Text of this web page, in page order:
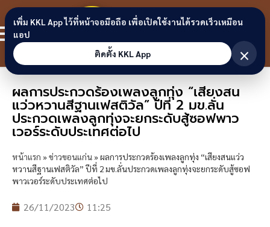
Skip to content
ขอนแก่น
ลิงก์
ผลการประกวดร้องเพลงลูกทุ่ง “เสียงสน
แว่วหวานสีฐานเฟสติวัล” ปีที่ 2 มข.ลั่น
ประกวดเพลงลูกทุ่งจะยกระดับสู้ซอฟพาว
เวอร์ระดับประเทศต่อไป
หน้าแรก »ข่าวขอนแก่น»ผลการประกวดร้องเพลงลูกทุ่ง “เสียงสนแว่ว
หวานสีฐานเฟสติวัล” ปีที่ 2 มข.ลั่นประกวดเพลงลูกทุ่งจะยกระดับสู้ซอฟ
พาวเวอร์ระดับประเทศต่อไป
26/11/2023 11:25
เพิ่ม KKL App ไว้ที่หน้าจอมือถือ เพื่อเปิดใช้งานได้รวดเร็วเหมือน
แอป
ติดตั้ง KKL App
×